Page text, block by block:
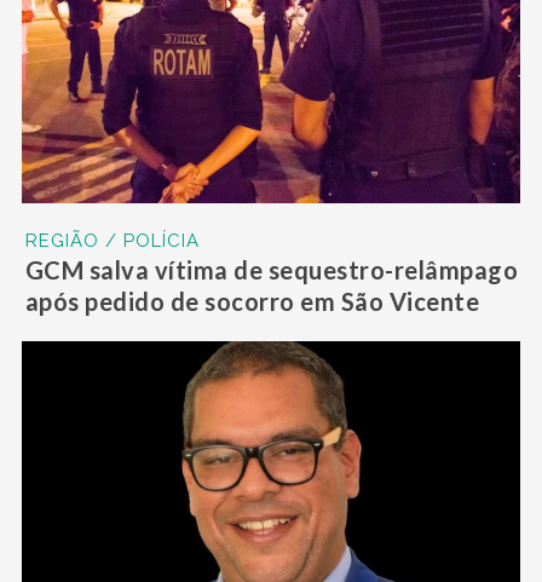
REGIÃO / POLÍCIA
GCM salva vítima de sequestro-relâmpago
após pedido de socorro em São Vicente